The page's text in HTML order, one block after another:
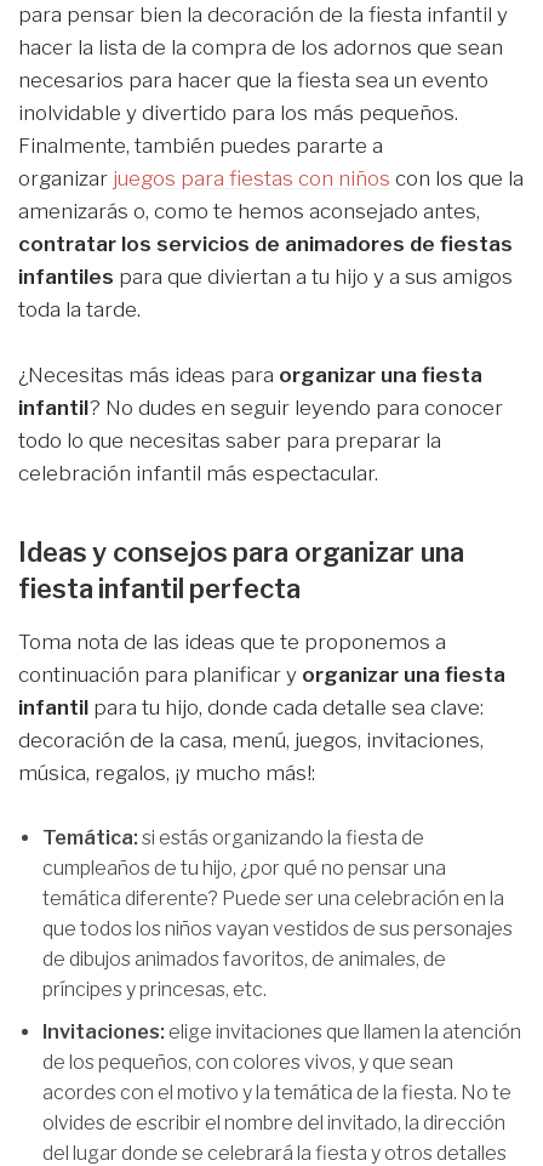
para pensar bien la decoración de la fiesta infantil y
hacer la lista de la compra de los adornos que sean
necesarios para hacer que la fiesta sea un evento
inolvidable y divertido para los más pequeños.
Finalmente, también puedes pararte a
organizar juegos para fiestas con niños con los que la
amenizarás o, como te hemos aconsejado antes,
contratar los servicios de animadores de fiestas
infantiles para que diviertan a tu hijo y a sus amigos
toda la tarde.
¿Necesitas más ideas para organizar una fiesta
infantil? No dudes en seguir leyendo para conocer
todo lo que necesitas saber para preparar la
celebración infantil más espectacular.
Ideas y consejos para organizar una
fiesta infantil perfecta
Toma nota de las ideas que te proponemos a
continuación para planificar y organizar una fiesta
infantil para tu hijo, donde cada detalle sea clave:
decoración de la casa, menú, juegos, invitaciones,
música, regalos, ¡y mucho más!:
Temática: si estás organizando la fiesta de
cumpleaños de tu hijo, ¿por qué no pensar una
temática diferente? Puede ser una celebración en la
que todos los niños vayan vestidos de sus personajes
de dibujos animados favoritos, de animales, de
príncipes y princesas, etc.
Invitaciones: elige invitaciones que llamen la atención
de los pequeños, con colores vivos, y que sean
acordes con el motivo y la temática de la fiesta. No te
olvides de escribir el nombre del invitado, la dirección
del lugar donde se celebrará la fiesta y otros detalles